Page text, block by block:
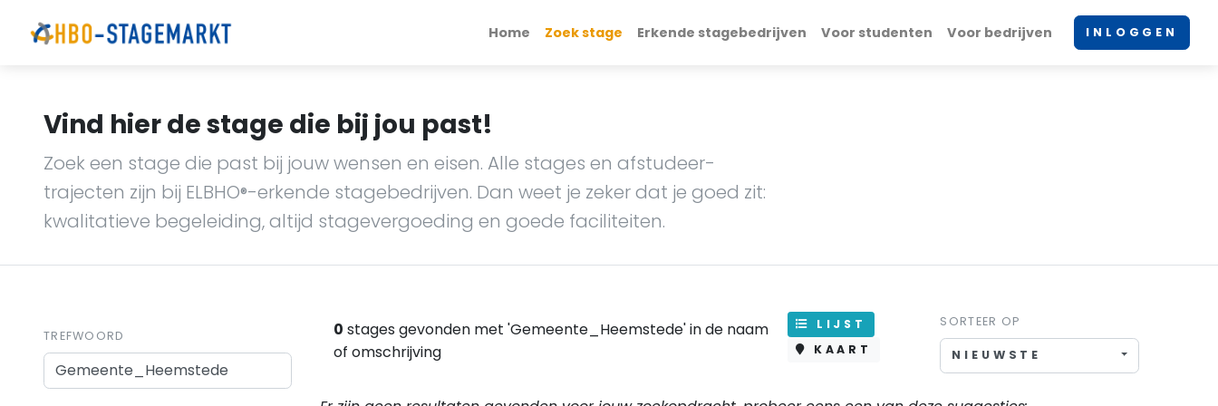
Home Zoek stage Erkende stagebedrijven Voor studenten Voor bedrijven INLOGGEN
Vind hier de stage die bij jou past!
Zoek een stage die past bij jouw wensen en eisen. Alle stages en afstudeer-
trajecten zijn bij ELBHO®-erkende stagebedrijven. Dan weet je zeker dat je goed zit:
kwalitatieve begeleiding, altijd stagevergoeding en goede faciliteiten.
TREFWOORD 0 stages gevonden met 'Gemeente_Heemstede' in de naam
of omschrijving
LIJST
KAART
SORTEER OP
NIEUWSTE